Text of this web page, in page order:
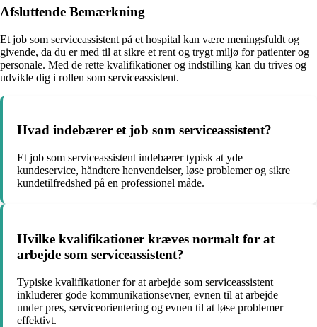
Afsluttende Bemærkning
Et job som serviceassistent på et hospital kan være meningsfuldt og
givende, da du er med til at sikre et rent og trygt miljø for patienter og
personale. Med de rette kvalifikationer og indstilling kan du trives og
udvikle dig i rollen som serviceassistent.
Hvad indebærer et job som serviceassistent?
Et job som serviceassistent indebærer typisk at yde
kundeservice, håndtere henvendelser, løse problemer og sikre
kundetilfredshed på en professionel måde.
Hvilke kvalifikationer kræves normalt for at
arbejde som serviceassistent?
Typiske kvalifikationer for at arbejde som serviceassistent
inkluderer gode kommunikationsevner, evnen til at arbejde
under pres, serviceorientering og evnen til at løse problemer
effektivt.